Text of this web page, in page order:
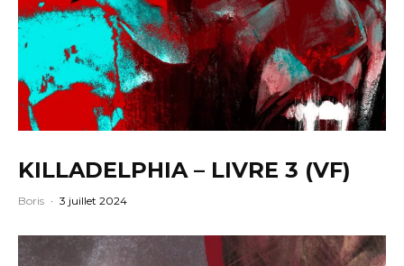
KILLADELPHIA – LIVRE 3 (VF)
Boris · 3 juillet 2024